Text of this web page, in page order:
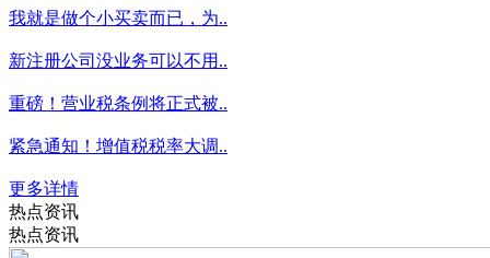
我就是做个小买卖而已，为..
新注册公司没业务可以不用..
重磅！营业税条例将正式被..
紧急通知！增值税税率大调..
更多详情
热点资讯
热点资讯